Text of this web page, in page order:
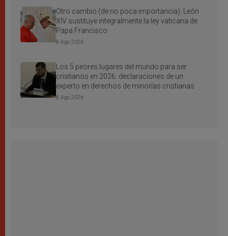
Otro cambio (de no poca importancia): León
XIV sustituye integralmente la ley vaticana de
Papa Francisco
8 Ago 2026
Los 5 peores lugares del mundo para ser
cristianos en 2026: declaraciones de un
experto en derechos de minorías cristianas
8 Ago 2026